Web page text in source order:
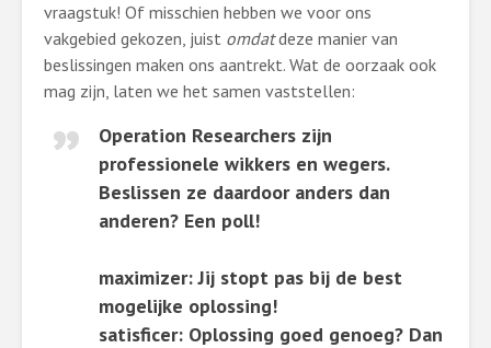
vraagstuk! Of misschien hebben we voor ons
vakgebied gekozen, juist omdatdeze manier van
beslissingen maken ons aantrekt. Wat de oorzaak ook
mag zijn, laten we het samen vaststellen:
Operation Researchers zijn
professionele wikkers en wegers.
Beslissen ze daardoor anders dan
anderen? Een poll!
maximizer: Jij stopt pas bij de best
mogelijke oplossing!
satisficer: Oplossing goed genoeg? Dan